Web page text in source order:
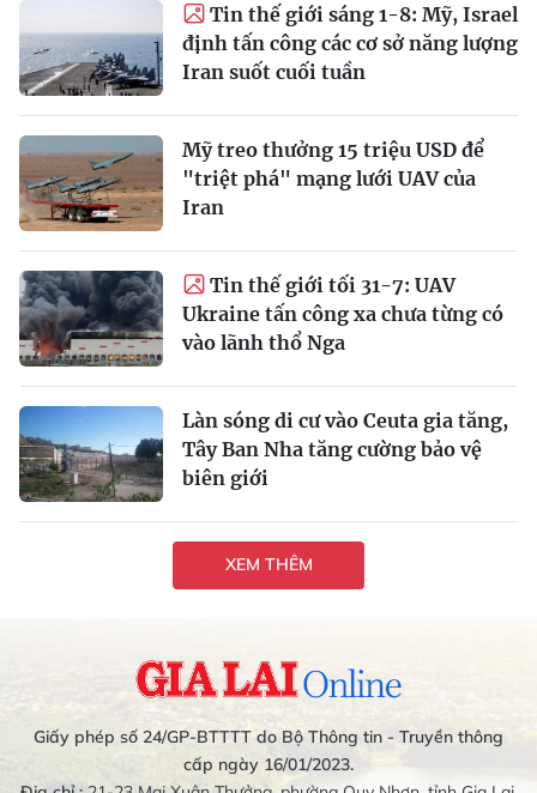
Tin thế giới sáng 1-8: Mỹ, Israel
định tấn công các cơ sở năng lượng
Iran suốt cuối tuần
Mỹ treo thưởng 15 triệu USD để
"triệt phá" mạng lưới UAV của
Iran
Tin thế giới tối 31-7: UAV
Ukraine tấn công xa chưa từng có
vào lãnh thổ Nga
Làn sóng di cư vào Ceuta gia tăng,
Tây Ban Nha tăng cường bảo vệ
biên giới
XEM THÊM
Giấy phép số 24/GP-BTTTT do Bộ Thông tin - Truyền thông
cấp ngày 16/01/2023.